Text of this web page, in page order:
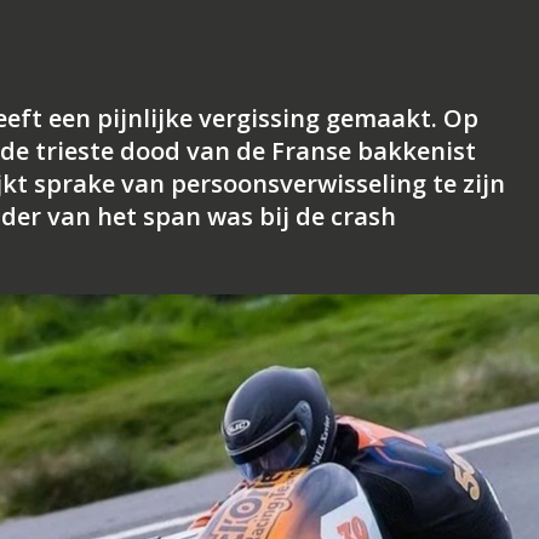
een pijnlijke vergissing gemaakt. Op
trieste dood van de Franse bakkenist
sprake van persoonsverwisseling te zijn
van het span was bij de crash